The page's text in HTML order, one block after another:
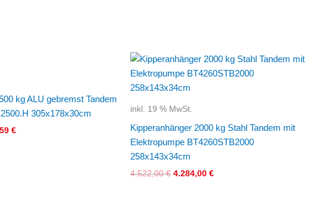
kg ALU gebremst Tandem
305x178x30cm
€
inkl. 19 % MwSt.
Kipperanhänger 2000 kg Stahl Tandem mit
Elektropumpe BT4260STB2000
258x143x34cm
4.522,00€
Ursprünglicher
Preis
war:
4.522,00 €
4.284,00 €
Aktueller
Preis
ist: